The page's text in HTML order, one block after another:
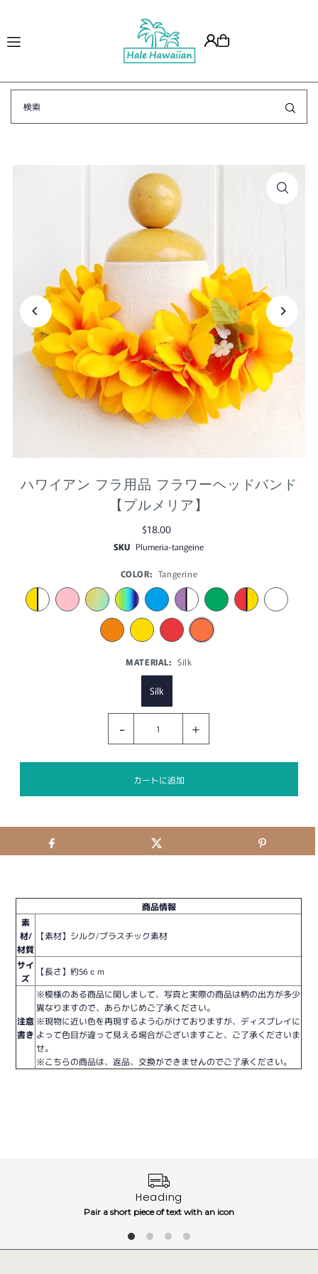
Translation missing: ja.accessibility.skip_to_text
ハワイアン フラ用品 フラワーヘッドバンド
【プルメリア】
$18.00
SKU Plumeria-tangeine
COLOR: Tangerine
MATERIAL: Silk
Silk
- +
商品情報
素
材/
材質
【素材】シルク/プラスチック素材
サイ
ズ
【長さ】約56ｃｍ
注意
書き
※模様のある商品に関しまして、写真と実際の商品は柄の出方が多少
異なりますので、あらかじめご了承ください。
※現物に近い色を再現するよう心がけておりますが、ディスプレイに
よって色目が違って見える場合がございますこと、ご了承くださいま
せ。
※こちらの商品は、返品、交換ができませんのでご了承ください。
Heading
Pair a short piece of text with an icon